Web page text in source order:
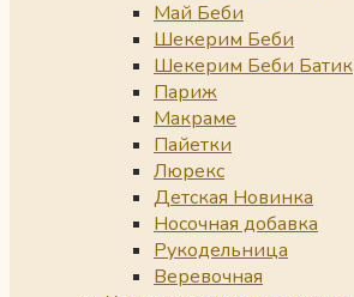
Май Беби
Шекерим Беби
Шекерим Беби Батик
Париж
Макраме
Пайетки
Люрекс
Детская Новинка
Носочная добавка
Рукодельница
Веревочная